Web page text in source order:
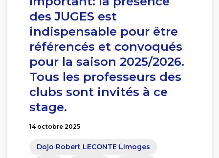
des JUGES est
indispensable pour être
référencés et convoqués
pour la saison 2025/2026.
Tous les professeurs des
clubs sont invités à ce
stage.
14 octobre 2025
Dojo Robert LECONTE Limoges